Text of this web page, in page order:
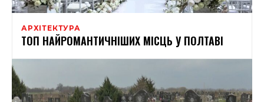
АРХІТЕКТУРА
ТОП НАЙРОМАНТИЧНІШИХ МІСЦЬ У ПОЛТАВІ